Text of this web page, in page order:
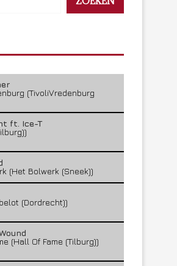
(TivoliVredenburg
ft. Ice-T
(Het Bolwerk (Sneek))
(Dordrecht))
(Hall Of Fame (Tilburg))